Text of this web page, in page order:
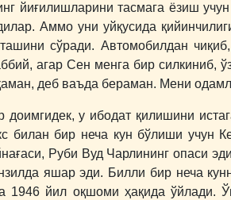
йиғилишларини тасмага ёзиш
Аммо уни уйқусида
сўради. Автомобилдан
агар Сен менга бир силкиниб,
деб ваъда бераман. Мени
доимгидек, у ибодат қилишини
билан бир неча кун бўлиши учун
Руби Вуд Чарлининг опаси
яшар эди. Билли бир неча
1946 йил оқшоми ҳақида ўйлади.